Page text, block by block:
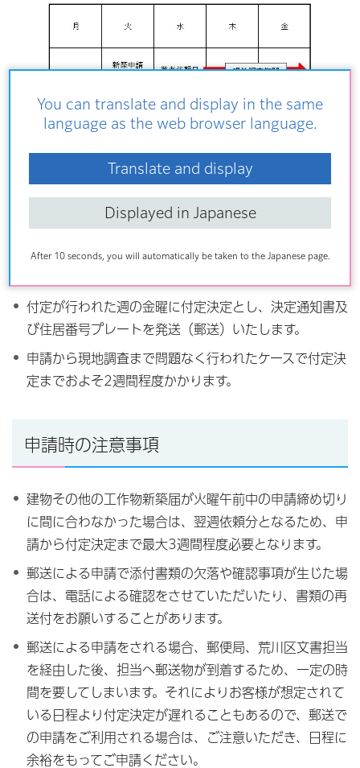
You can translate and display in the same
language as the web browser language.
Translate and display
Displayed in Japanese
After 10 seconds, you will automatically be taken to the Japanese page.
毎週火曜午前中の「新築申請締め切り」までに申請があ
った1週間分の建物その他の工作物新築届について、翌
日水曜に委託業者へ現地調査依頼します。
委託業者は依頼を受けた週の水曜から翌週水曜まで現地
付定が行われた週の金曜に付定決定とし、決定通知書及
び住居番号プレートを発送（郵送）いたします。
申請から現地調査まで問題なく行われたケースで付定決
定までおよそ2週間程度かかります。
申請時の注意事項
建物その他の工作物新築届が火曜午前中の申請締め切り
に間に合わなかった場合は、翌週依頼分となるため、申
請から付定決定まで最大3週間程度必要となります。
郵送による申請で添付書類の欠落や確認事項が生じた場
合は、電話による確認をさせていただいたり、書類の再
送付をお願いすることがあります。
郵送による申請をされる場合、郵便局、荒川区文書担当
を経由した後、担当へ郵送物が到着するため、一定の時
間を要してしまいます。それによりお客様が想定されて
いる日程より付定決定が遅れることもあるので、郵送で
の申請をご利用される場合は、ご注意いただき、日程に
余裕をもってご申請ください。